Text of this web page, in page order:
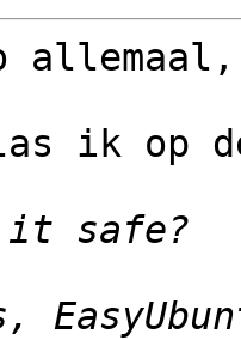
allemaal,
ik op